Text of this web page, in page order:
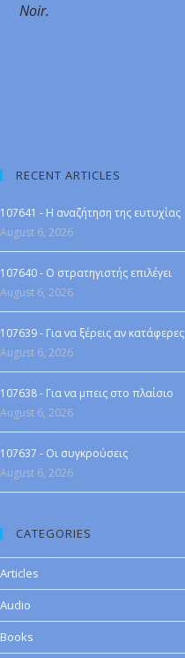
Noir.
RECENT ARTICLES
107641 - Η αναζήτηση της ευτυχίας
August 6, 2026
107640 - Ο στρατηγιστής επιλέγει
August 6, 2026
107639 - Για να ξέρεις αν κατάφερες
August 6, 2026
107638 - Για να μπεις στο πλαίσιο
August 6, 2026
107637 - Οι συγκρούσεις
August 6, 2026
CATEGORIES
Articles
Audio
Books